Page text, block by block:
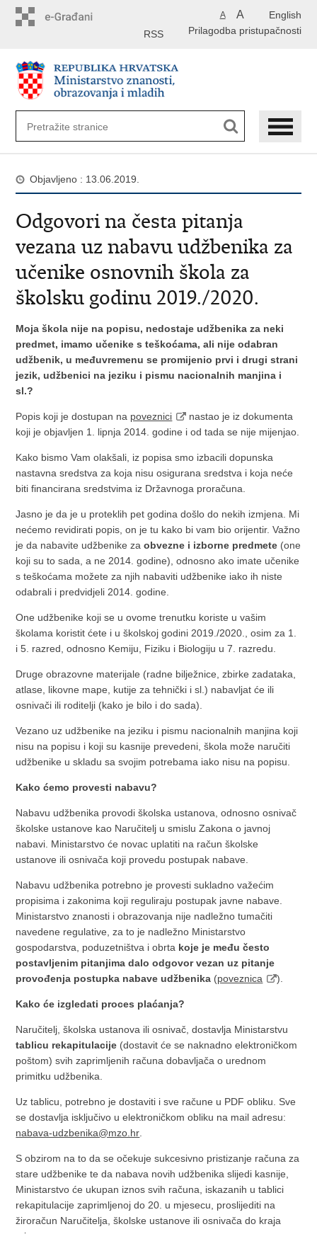
English
A A
Prilagodba pristupačnosti
RSS
Objavljeno : 13.06.2019.
Odgovori na česta pitanja
vezana uz nabavu udžbenika za
učenike osnovnih škola za
školsku godinu 2019./2020.
Moja škola nije na popisu, nedostaje udžbenika za neki
predmet, imamo učenike s teškoćama, ali nije odabran
udžbenik, u međuvremenu se promijenio prvi i drugi strani
jezik, udžbenici na jeziku i pismu nacionalnih manjina i
sl.?
Popis koji je dostupan na poveznici
nastao je iz dokumenta
koji je objavljen 1. lipnja 2014. godine i od tada se nije mijenjao.
Kako bismo Vam olakšali, iz popisa smo izbacili dopunska
nastavna sredstva za koja nisu osigurana sredstva i koja neće
biti financirana sredstvima iz Državnoga proračuna.
Jasno je da je u proteklih pet godina došlo do nekih izmjena. Mi
nećemo revidirati popis, on je tu kako bi vam bio orijentir. Važno
je da nabavite udžbenike zaobvezne i izborne predmete (one
koji su to sada, a ne 2014. godine), odnosno ako imate učenike
s teškoćama možete za njih nabaviti udžbenike iako ih niste
odabrali i predvidjeli 2014. godine.
One udžbenike koji se u ovome trenutku koriste u vašim
školama koristit ćete i u školskoj godini 2019./2020., osim za 1.
i 5. razred, odnosno Kemiju, Fiziku i Biologiju u 7. razredu.
Druge obrazovne materijale (radne bilježnice, zbirke zadataka,
atlase, likovne mape, kutije za tehnički i sl.) nabavljat će ili
osnivači ili roditelji (kako je bilo i do sada).
Vezano uz udžbenike na jeziku i pismu nacionalnih manjina koji
nisu na popisu i koji su kasnije prevedeni, škola može naručiti
udžbenike u skladu sa svojim potrebama iako nisu na popisu.
Kako ćemo provesti nabavu?
Nabavu udžbenika provodi školska ustanova, odnosno osnivač
školske ustanove kao Naručitelj u smislu Zakona o javnoj
nabavi. Ministarstvo će novac uplatiti na račun školske
ustanove ili osnivača koji provedu postupak nabave.
Nabavu udžbenika potrebno je provesti sukladno važećim
propisima i zakonima koji reguliraju postupak javne nabave.
Ministarstvo znanosti i obrazovanja nije nadležno tumačiti
navedene regulative, za to je nadležno Ministarstvo
gospodarstva, poduzetništva i obrta koje je među često
postavljenim pitanjima dalo odgovor vezan uz pitanje
provođenja postupka nabave udžbenika (poveznica ).
Kako će izgledati proces plaćanja?
Naručitelj, školska ustanova ili osnivač, dostavlja Ministarstvu
tablicu rekapitulacije (dostavit će se naknadno elektroničkom
poštom) svih zaprimljenih računa dobavljača o urednom
primitku udžbenika.
Uz tablicu, potrebno je dostaviti i sve račune u PDF obliku. Sve
se dostavlja isključivo u elektroničkom obliku na mail adresu:
nabava-udzbenika@mzo.hr
S obzirom na to da se očekuje sukcesivno pristizanje računa za
stare udžbenike te da nabava novih udžbenika slijedi kasnije,
Ministarstvo će ukupan iznos svih računa, iskazanih u tablici
rekapitulacije zaprimljenoj do 20. u mjesecu, proslijediti na
žiroračun Naručitelja, školske ustanove ili osnivača do kraja